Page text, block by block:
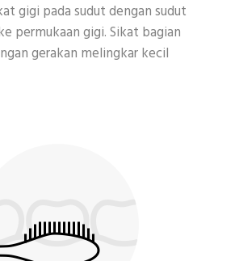
gigi pada sudut dengan sudut
permukaan gigi. Sikat bagian
gerakan melingkar kecil